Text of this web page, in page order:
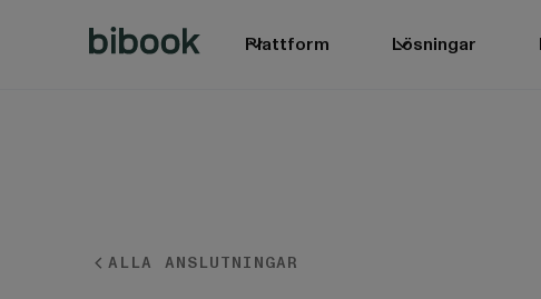
Plattform Lösningar
ALLA ANSLUTNINGAR